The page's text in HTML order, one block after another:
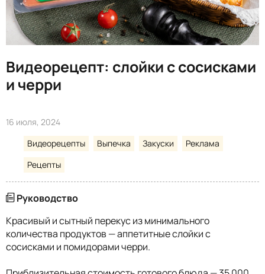
Видеорецепт: слойки с сосисками
и черри
16 июля, 2024
Видеорецепты
Выпечка Закуски
Реклама
Рецепты
Руководство
Красивый и сытный перекус из минимального
количества продуктов — аппетитные слойки с
сосисками и помидорами черри.